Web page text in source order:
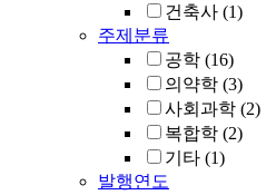
건축사 (1)
주제분류
공학 (16)
의약학 (3)
사회과학 (2)
복합학 (2)
기타 (1)
발행연도